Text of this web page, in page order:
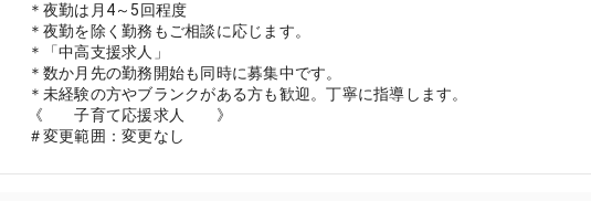
＊夜勤は月4～5回程度
＊夜勤を除く勤務もご相談に応じます。
＊「中高支援求人」
＊数か月先の勤務開始も同時に募集中です。
＊未経験の方やブランクがある方も歓迎。丁寧に指導します。
《 子育て応援求人 》
＃変更範囲：変更なし